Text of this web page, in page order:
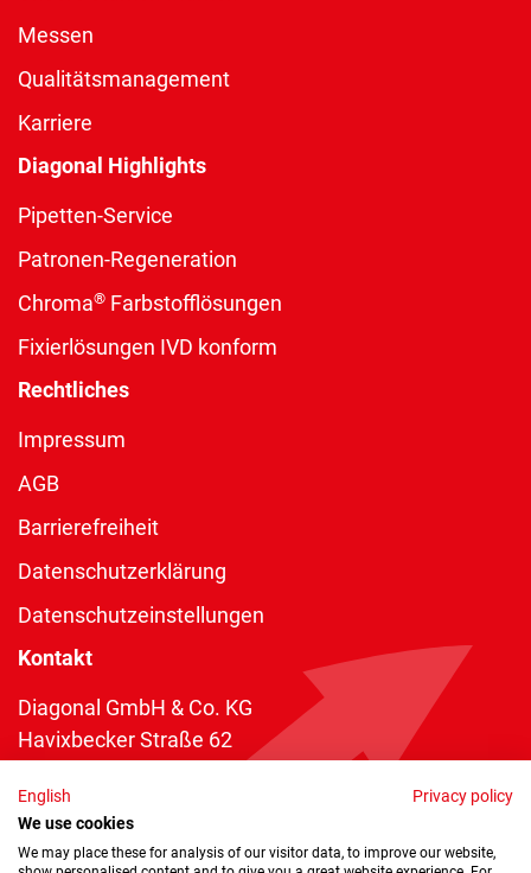
Messen
Qualitätsmanagement
Karriere
Diagonal Highlights
Pipetten-Service
Patronen-Regeneration
Chroma® Farbstofflösungen
Fixierlösungen IVD konform
Rechtliches
Impressum
AGB
Barrierefreiheit
Datenschutzerklärung
Datenschutzeinstellungen
Kontakt
Diagonal GmbH & Co. KG
Havixbecker Straße 62
Telefon:+49 2534 970 216
Telefax: +49 2534 970 116
English
Privacy policy
We use cookies
We may place these for analysis of our visitor data, to improve our website,